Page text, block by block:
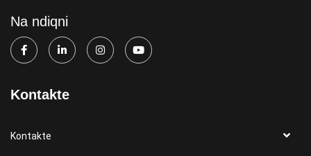
Na ndiqni
Kontakte
Kontakte